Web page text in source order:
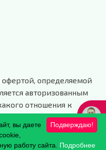
офертой, определяемой
авторизованным
отношения к
лицам не имеет.
характер.Подверждаю!
вы даете
работу сайта. Подробнее